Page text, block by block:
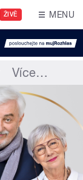
ŽIVĚ MENU
Více…